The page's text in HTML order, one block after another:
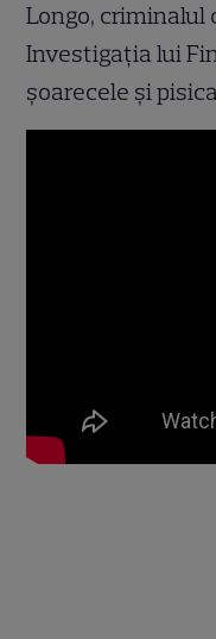
Longo,
Investigaţia lui
şoarecele şi